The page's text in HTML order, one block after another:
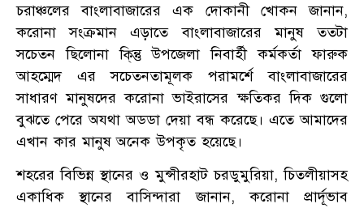
চরাঞ্চলের বাংলাবাজারের এক দোকানী খোকন জানান,
করোনা সংক্রমান এড়াতে বাংলাবাজারের মানুষ ততটা
সচেতন ছিলোনা কি্ন্তু উপজেলা নিবার্হী কর্মকর্তা ফারুক
আহম্মেদ এর সচেতনতামূলক পরামর্শে বাংলাবাজারের
সাধারণ মানুষদের করোনা ভাইরাসের ক্ষতিকর দিক গুলো
বুঝতে পেরে অযথা অডডা দেয়া বন্ধ করেছে। এতে আমাদের
এখান কার মানুষ অনেক উপকৃত হয়েছে।
শহরের বিভিন্ন স্থানের ও মুন্সীরহাট চরডুমুরিয়া, চিতলীয়াসহ
একাধিক স্থানের বাসিন্দারা জানান, করোনা প্রার্দূভাব